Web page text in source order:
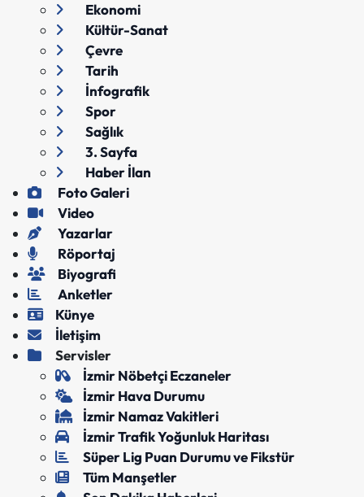
Ekonomi
Kültür-Sanat
Çevre
Tarih
İnfografik
Spor
Sağlık
3. Sayfa
Haber İlan
Foto Galeri
Video
Yazarlar
Röportaj
Biyografi
Anketler
Künye
İletişim
Servisler
İzmir Nöbetçi Eczaneler
İzmir Hava Durumu
İzmir Namaz Vakitleri
İzmir Trafik Yoğunluk Haritası
Süper Lig Puan Durumu ve Fikstür
Tüm Manşetler